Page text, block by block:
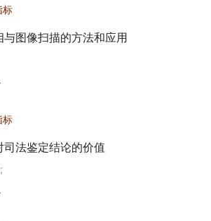
标
图像扫描的方法和应用
标
法鉴定结论的价值